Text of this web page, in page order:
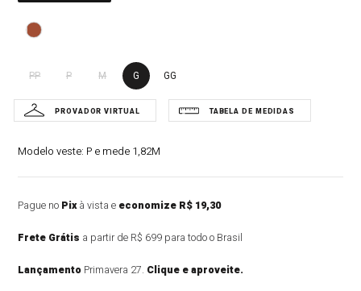
PP P M G GG
Modelo veste: P e mede 1,82M
Pague no Pixà vista e economize R$ 19,30
Frete Grátis a partir de R$ 699 para todo o Brasil
Lançamento Primavera 27. Clique e aproveite.